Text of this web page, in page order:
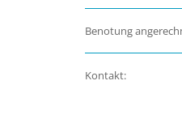
Benotung
Kontakt: